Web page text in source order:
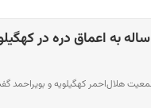
سقوط دختر 15 ساله به اعماق دره